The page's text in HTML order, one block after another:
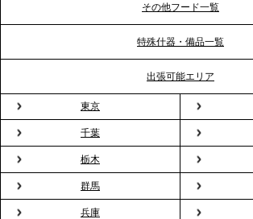
TBS「Nスタ」で、2ndTable「1DISH」
ドブルが紹介されました
2026.3.23
プレスリリースのご案内｜入社式の“そ
会”が企業で広がる。 新入社員の交流を
ィスケータリング』という新しい活用法
その他フード一覧
特殊什器・備品一覧
出張可能エリア
東京
千葉
栃木
群馬
兵庫